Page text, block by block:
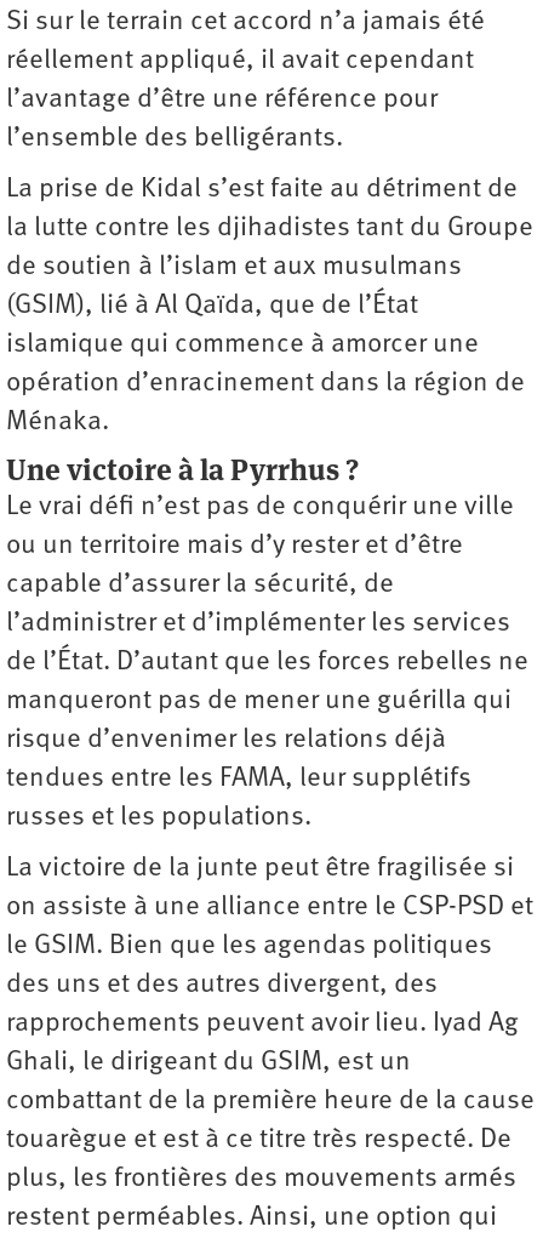
Si sur le terrain cet accord n’a jamais été
réellement appliqué, il avait cependant
l’avantage d’être une référence pour
l’ensemble des belligérants.
La prise de Kidal s’est faite au détriment de
la lutte contre les djihadistes tant du Groupe
de soutien à l’islam et aux musulmans
(GSIM), lié à Al Qaïda, que de l’État
islamique qui commence à amorcer une
opération ­d’enracinement dans la région de
Ménaka.
Une victoire à la Pyrrhus ?
Le vrai défi n’est pas de conquérir une ville
ou un territoire mais d’y rester et d’être
capable d’assurer la sécurité, de
l’administrer et d’implémenter les services
de l’État. D’autant que les forces rebelles ne
manqueront pas de mener une guérilla qui
risque d’envenimer les relations déjà
tendues entre les FAMA, leur supplétifs
russes et les populations.
La victoire de la junte peut être fragilisée si
on assiste à une alliance entre le CSP-PSD et
le GSIM. Bien que les agendas politiques
des uns et des autres divergent, des
rapprochements peuvent avoir lieu. Iyad Ag
Ghali, le dirigeant du GSIM, est un
combattant de la première heure de la cause
touarègue et est à ce titre très respecté. De
plus, les frontières des mouvements armés
restent perméables. Ainsi, une option qui